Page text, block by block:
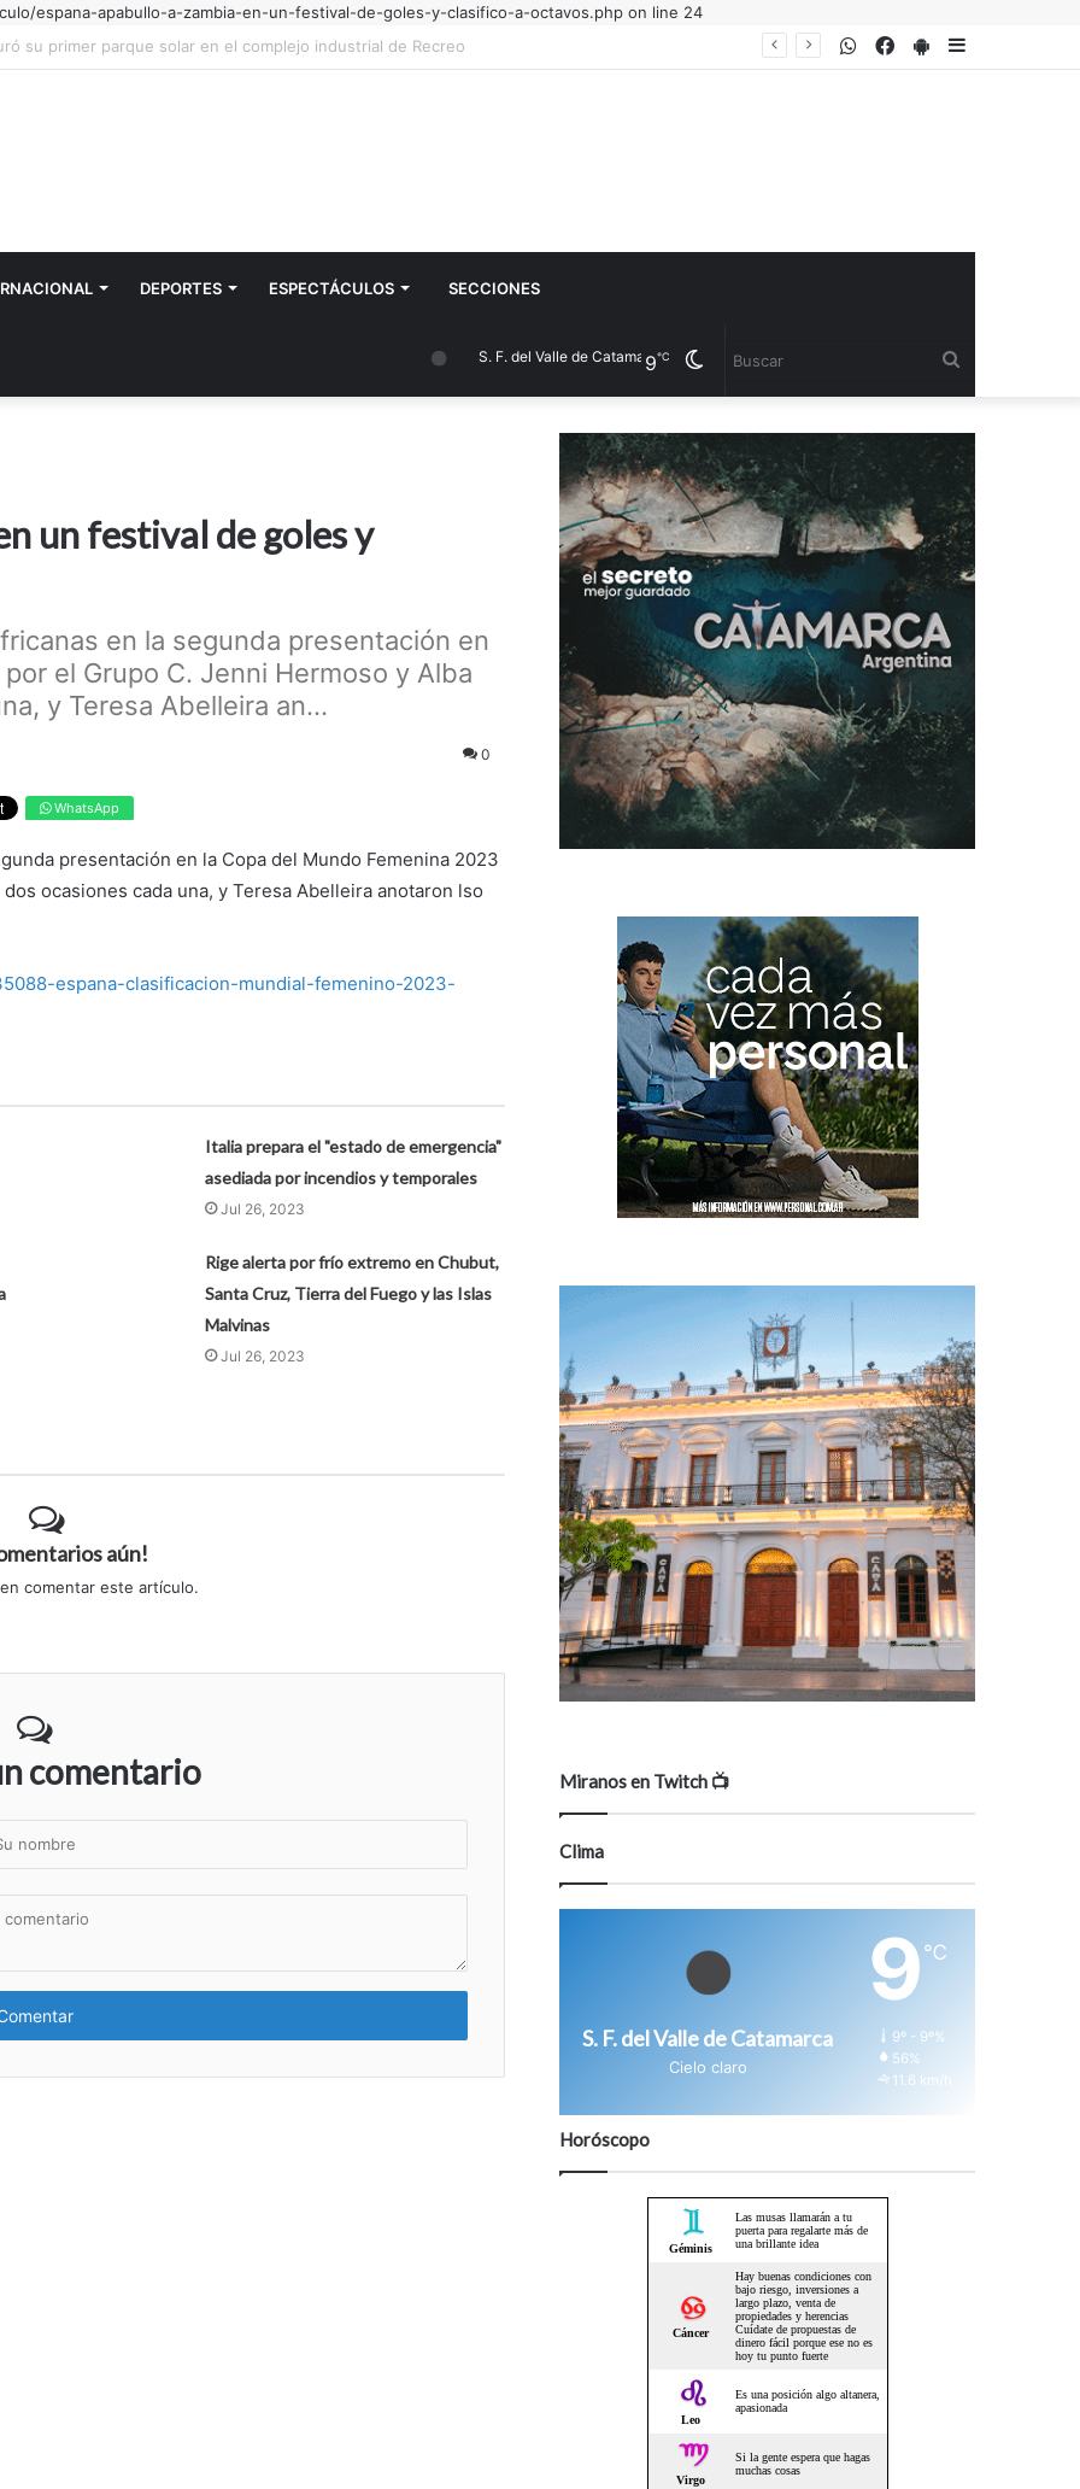
espana-apabullo-a-zambia-en-un-festival-de-goles-y-clasifico-a-octavos.php on line 24
intenciones especiales por todo mi pueblo" PlayStore
Facebook
WhatsApp
DEPORTES ESPECTÁCULOS SECCIONES
Cambiar
modo
S. F. del Valle de Catamarca 9℃
un festival de goles y
en la segunda presentación en
el Grupo C. Jenni Hermoso y Alba
y Teresa Abelleira an...
0
WhatsApp
presentación en la Copa del Mundo Femenina 2023
ocasiones cada una, y Teresa Abelleira anotaron lso
espana-clasificacion-mundial-femenino-2023-
Italia prepara el "estado de emergencia"
asediada por incendios y temporales
Jul 26, 2023
Rige alerta por frío extremo en Chubut,
Santa Cruz, Tierra del Fuego y las Islas
Malvinas
Jul 26, 2023
aún!
comentar este artículo.
comentario Miranos en Twitch 📺
Clima
S. F. del Valle de Catamarca
Cielo claro
9 ℃
9º - 9º%
56%
11.6 km/h
Horóscopo